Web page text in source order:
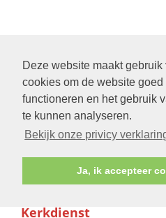
Deze website maakt
cookies om de website goed
functioneren en het gebruik
te kunnen analyseren.
Bekijk onze privicy
Ja, ik accepteer
Kerkdienst
09-08-2026 om 09:30
16-08-2026 om 09:30
Kerkdienst